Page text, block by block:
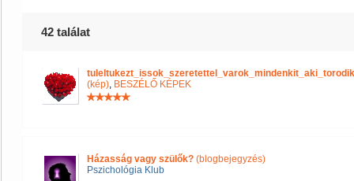
42 találat
(kép), BESZÉLŐ KÉPEK
Házasság vagy szülők? (blogbejegyzés)
Pszichológia Klub